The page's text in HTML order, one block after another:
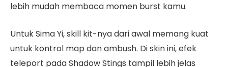
lebih mudah membaca momen burst kamu.
Untuk Sima Yi, skill kit-nya dari awal memang kuat
untuk kontrol map dan ambush. Di skin ini, efek
teleport pada Shadow Stings tampil lebih jelas